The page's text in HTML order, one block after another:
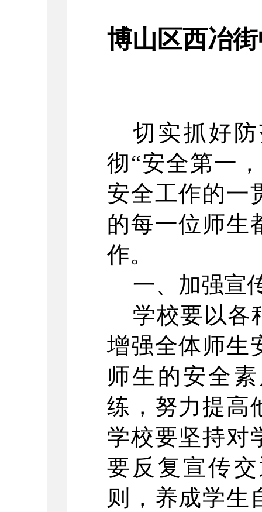
博山区西冶
切实抓好
彻“安全第一
安全工作的一
的每一位师生
作。
一、加强宣
学校要以各
增强全体师生
师生的安全
练，努力提高
学校要坚持对
要反复宣传
则，养成学生